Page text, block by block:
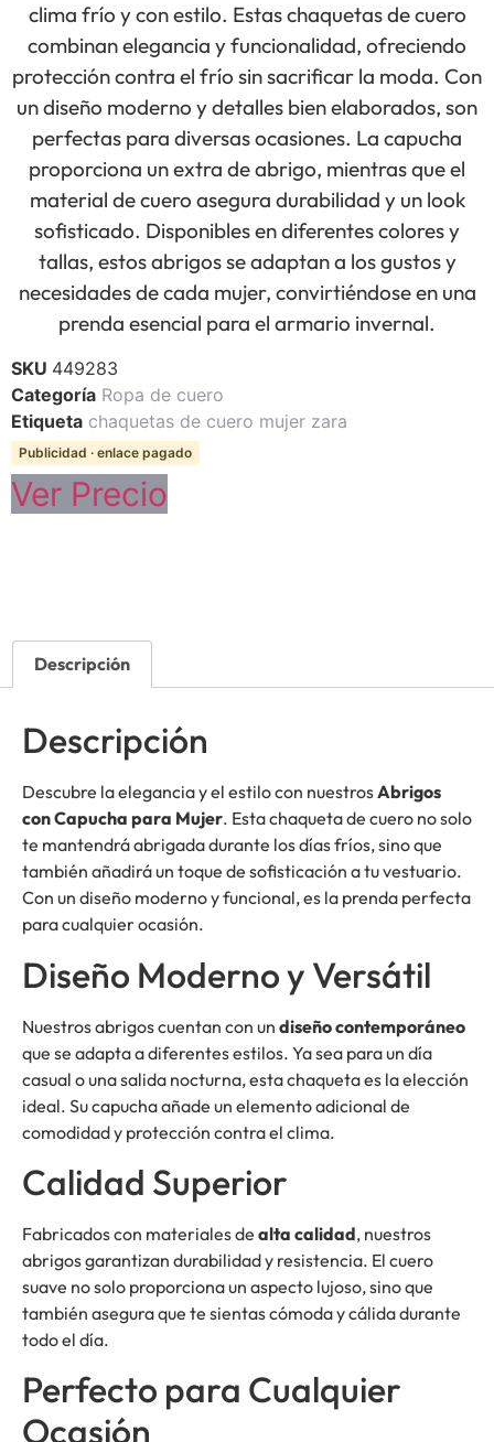
clima frío y con estilo. Estas chaquetas de cuero
combinan elegancia y funcionalidad, ofreciendo
protección contra el frío sin sacrificar la moda. Con
un diseño moderno y detalles bien elaborados, son
perfectas para diversas ocasiones. La capucha
proporciona un extra de abrigo, mientras que el
material de cuero asegura durabilidad y un look
sofisticado. Disponibles en diferentes colores y
tallas, estos abrigos se adaptan a los gustos y
necesidades de cada mujer, convirtiéndose en una
prenda esencial para el armario invernal.
SKU 449283
Categoría Ropa de cuero
Etiqueta chaquetas de cuero mujer zara
Publicidad · enlace pagado
Ver Precio
Descripción
Descripción
Descubre la elegancia y el estilo con nuestrosAbrigos
con Capucha para Mujer. Esta chaqueta de cuero no solo
te mantendrá abrigada durante los días fríos, sino que
también añadirá un toque de sofisticación a tu vestuario.
Con un diseño moderno y funcional, es la prenda perfecta
para cualquier ocasión.
Diseño Moderno y Versátil
Nuestros abrigos cuentan con un diseño contemporáneo
que se adapta a diferentes estilos. Ya sea para un día
casual o una salida nocturna, esta chaqueta es la elección
ideal. Su capucha añade un elemento adicional de
comodidad y protección contra el clima.
Calidad Superior
Fabricados con materiales de alta calidad, nuestros
abrigos garantizan durabilidad y resistencia. El cuero
suave no solo proporciona un aspecto lujoso, sino que
también asegura que te sientas cómoda y cálida durante
todo el día.
Perfecto para Cualquier
Ocasión